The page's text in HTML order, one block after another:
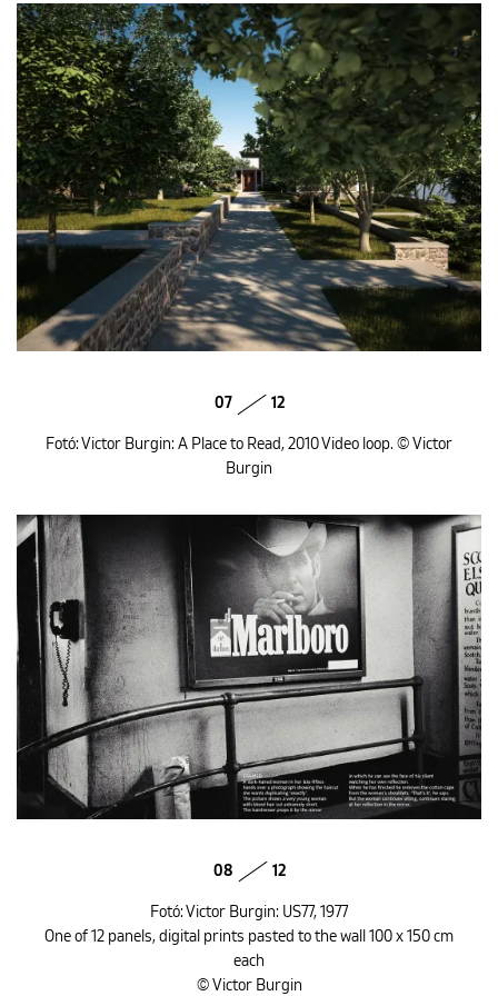
07 12
Fotó: Victor Burgin: A Place to Read, 2010 Video loop. © Victor
Burgin
08 12
Fotó: Victor Burgin: US77, 1977
One of 12 panels, digital prints pasted to the wall 100 x 150 cm
each
© Victor Burgin